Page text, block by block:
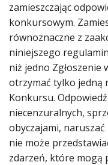
zamieszczając
konkursowym.
równoznaczne z
niniejszego
niż jedno Zgłoszenie
otrzymać tylko jedną
Konkursu.
niecenzuralnych,
obyczajami,
nie może
zdarzeń, które mogą